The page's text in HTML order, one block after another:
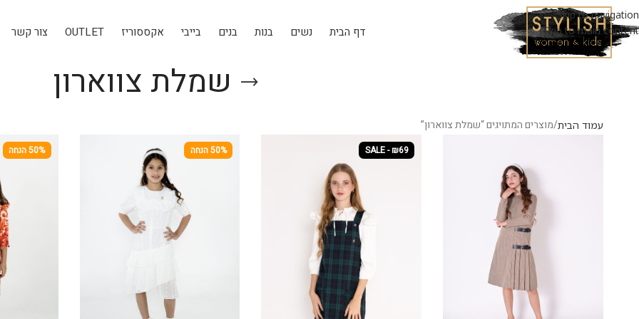
Skip to navigation
Skip to main content
דף הבית נשים בנות בנים בייבי אקססוריז OUTLET צור קשר
שמלת צווארון
עמוד הבית מוצרים המתויגים “שמלת צווארון”
SALE - ₪69 50% הנחה 50% הנחה